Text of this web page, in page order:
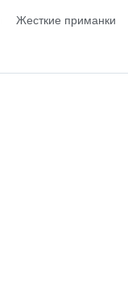
Жесткие приманки